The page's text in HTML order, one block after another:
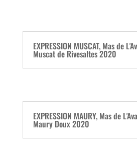
EXPRESSION MUSCAT, Mas de
Muscat de Rivesaltes 2020
EXPRESSION MAURY, Mas de
Maury Doux 2020